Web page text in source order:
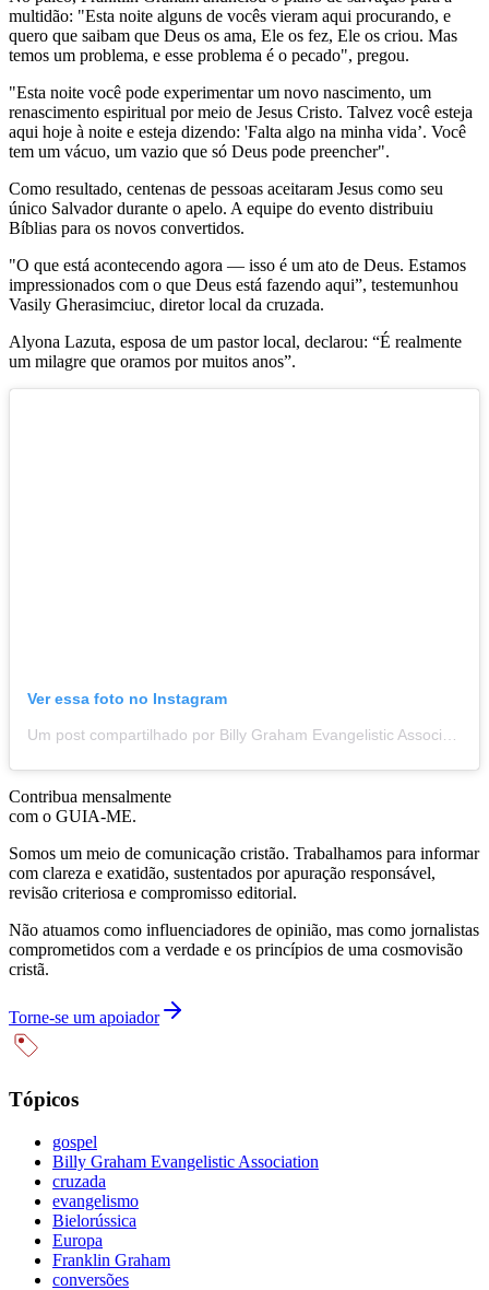
multidão: "Esta noite alguns de vocês vieram aqui procurando, e
quero que saibam que Deus os ama, Ele os fez, Ele os criou. Mas
temos um problema, e esse problema é o pecado", pregou.
"Esta noite você pode experimentar um novo nascimento, um
renascimento espiritual por meio de Jesus Cristo. Talvez você esteja
aqui hoje à noite e esteja dizendo: 'Falta algo na minha vida’. Você
tem um vácuo, um vazio que só Deus pode preencher".
Como resultado, centenas de pessoas aceitaram Jesus como seu
único Salvador durante o apelo. A equipe do evento distribuiu
Bíblias para os novos convertidos.
"O que está acontecendo agora — isso é um ato de Deus. Estamos
impressionados com o que Deus está fazendo aqui”, testemunhou
Vasily Gherasimciuc, diretor local da cruzada.
Alyona Lazuta, esposa de um pastor local, declarou: “É realmente
um milagre que oramos por muitos anos”.
Ver essa foto no Instagram
Contribua mensalmente
com o GUIA-ME.
Somos um meio de comunicação cristão. Trabalhamos para informar
com clareza e exatidão, sustentados por apuração responsável,
revisão criteriosa e compromisso editorial.
Não atuamos como influenciadores de opinião, mas como jornalistas
comprometidos com a verdade e os princípios de uma cosmovisão
cristã.
Torne-se um apoiador
Tópicos
gospel
Billy Graham Evangelistic Association
cruzada
evangelismo
Bielorússica
Europa
Franklin Graham
conversões